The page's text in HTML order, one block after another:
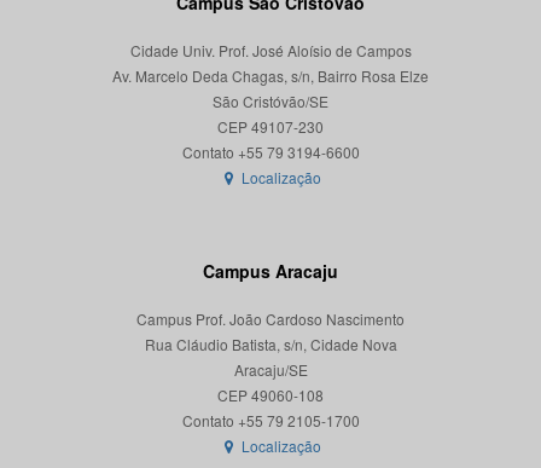
Cidade Univ. Prof. José Aloísio de Campos
Av. Marcelo Deda Chagas, s/n, Bairro Rosa Elze
São Cristóvão/SE
CEP 49107-230
Localização
Campus Aracaju
Campus Prof. João Cardoso Nascimento
Rua Cláudio Batista, s/n, Cidade Nova
Aracaju/SE
CEP 49060-108
Localização